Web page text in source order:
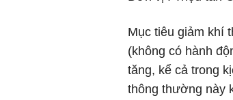
Mục tiêu giảm khí
(không có hành
tăng, kể cả trong
thông thường này